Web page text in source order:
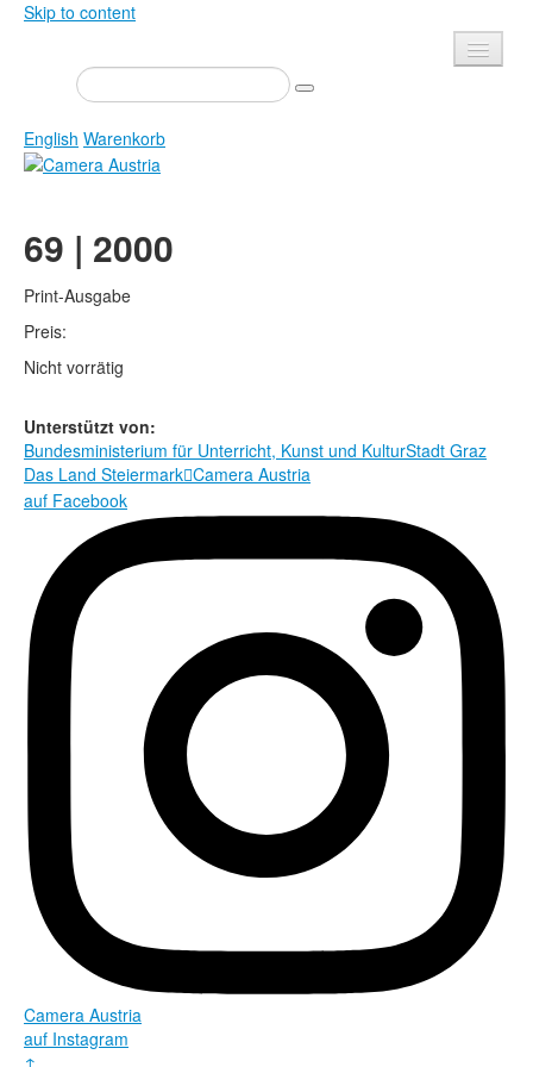
Skip to content
Presse
Veranstaltungen
Newsletter
Über uns
Ausschreibungen
Shop
Datenschutz
Mediadaten
English Warenkorb
Zeitschrift
Ausstellungen
Bücher
Edition
Camera Austria Preis
Fotoarchiv Pierre Bourdieu
Rechtliche Informationen
69 | 2000
Print-Ausgabe
Preis:
Nicht vorrätig
Unterstützt von:
Bundesministerium für Unterricht, Kunst und KulturStadt Graz
Das Land SteiermarkCamera Austria
auf Facebook
Camera Austria
auf Instagram